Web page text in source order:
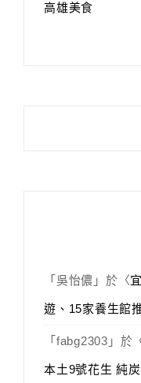
高雄美食
「 吳怡儂 」於〈
遊、15家養生館
「 fabg2303 」於
本土9號花生 純